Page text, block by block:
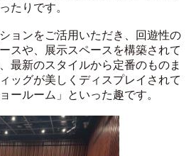
たりです。
ョンをご活用いただき、回遊性の
スや、展示スペースを構築されて
最新のスタイルから定番のものま
ッグが美しくディスプレイされて
ールーム」といった趣です。